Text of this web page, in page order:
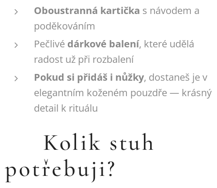
Oboustranná kartička s návodem a
poděkováním
Pečlivé dárkové balení, které udělá
radost už při rozbalení
Pokud si přidáš i nůžky, dostaneš je v
elegantním koženém pouzdře — krásný
detail k rituálu ✂️
🎀 Kolik stuh
potřebuji?